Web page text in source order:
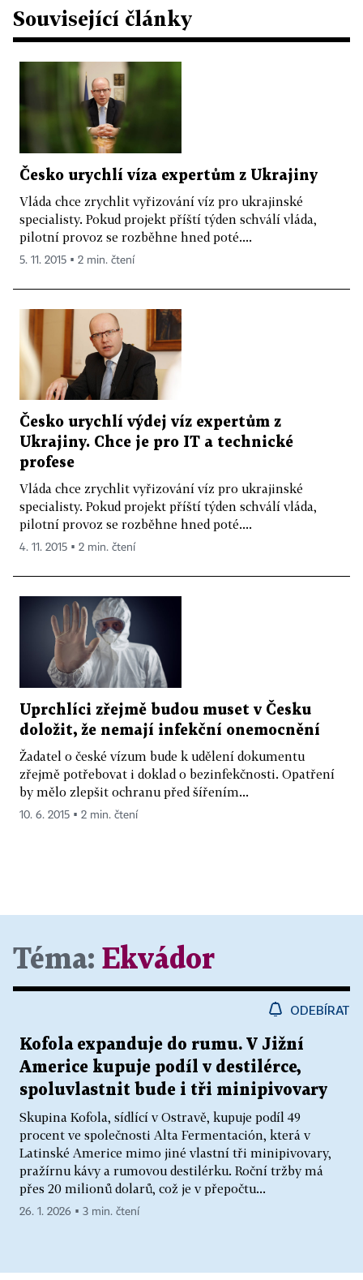
Související články
Česko urychlí víza expertům z Ukrajiny
Vláda chce zrychlit vyřizování víz pro ukrajinské
specialisty. Pokud projekt příští týden schválí vláda,
pilotní provoz se rozběhne hned poté....
5. 11. 2015 ▪ 2 min. čtení
Česko urychlí výdej víz expertům z
Ukrajiny. Chce je pro IT a technické
profese
Vláda chce zrychlit vyřizování víz pro ukrajinské
specialisty. Pokud projekt příští týden schválí vláda,
pilotní provoz se rozběhne hned poté....
4. 11. 2015 ▪ 2 min. čtení
Uprchlíci zřejmě budou muset v Česku
doložit, že nemají infekční onemocnění
Žadatel o české vízum bude k udělení dokumentu
zřejmě potřebovat i doklad o bezinfekčnosti. Opatření
by mělo zlepšit ochranu před šířením...
10. 6. 2015 ▪ 2 min. čtení
Téma: Ekvádor
ODEBÍRAT
Kofola expanduje do rumu. V Jižní
Americe kupuje podíl v destilérce,
spoluvlastnit bude i tři minipivovary
Skupina Kofola, sídlící v Ostravě, kupuje podíl 49
procent ve společnosti Alta Fermentación, která v
Latinské Americe mimo jiné vlastní tři minipivovary,
pražírnu kávy a rumovou destilérku. Roční tržby má
přes 20 milionů dolarů, což je v přepočtu...
26. 1. 2026 ▪ 3 min. čtení